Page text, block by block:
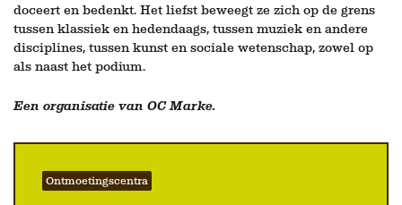
doceert en bedenkt. Het liefst beweegt ze zich op de grens
tussen klassiek en hedendaags, tussen muziek en andere
disciplines, tussen kunst en sociale wetenschap, zowel op
als naast het podium.
Een organisatie van OC Marke.
Ontmoetingscentra